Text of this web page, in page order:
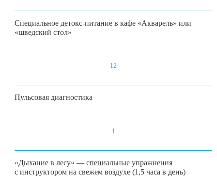
Специальное детокс-питание в кафе «Акварель» или
«шведский стол»
12
Пульсовая диагностика
1
«Дыхание в лесу» — специальные упражнения
с инструктором на свежем воздухе (1,5 часа в день)